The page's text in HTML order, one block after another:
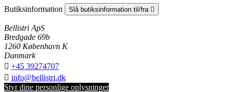
Butiksinformation Slå butiksinformation til/fra 
Bellistri ApS
Bredgade 69b
1260 København K
Danmark
 +45 39274707
 info@bellistri.dk
Styr dine personlige oplysninger